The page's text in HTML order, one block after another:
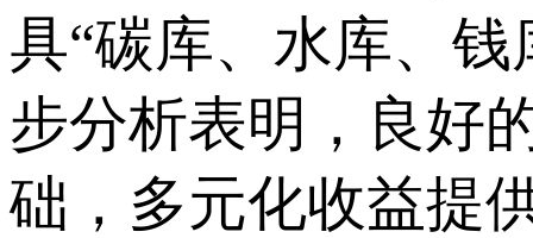
具“碳库、水库、
步分析表明，良好
础，多元化收益提